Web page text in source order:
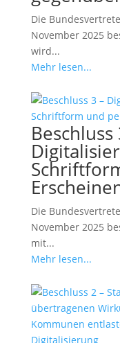
Die
November 2025
wird...
Mehr lesen...
Beschluss
Die
November 2025
mit...
Mehr lesen...